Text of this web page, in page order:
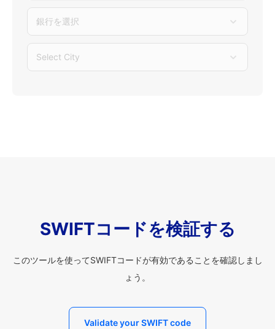
銀行を選択
Select City
SWIFTコードを検証する
このツールを使ってSWIFTコードが有効であることを確認しまし
ょう。
Validate your SWIFT code